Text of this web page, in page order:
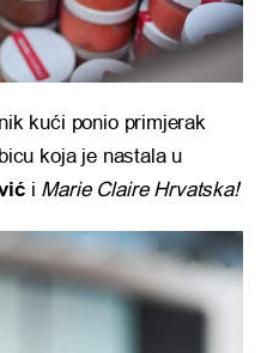
kući ponio primjerak
koja je nastala u
i Marie Claire Hrvatska!